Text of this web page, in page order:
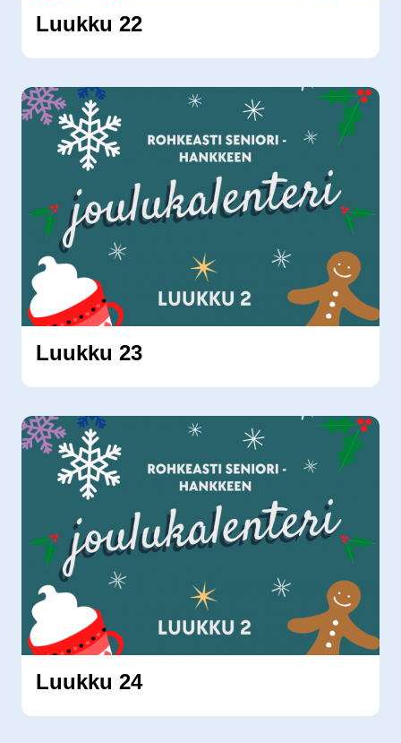
Luukku 22
Luukku 23
Luukku 24